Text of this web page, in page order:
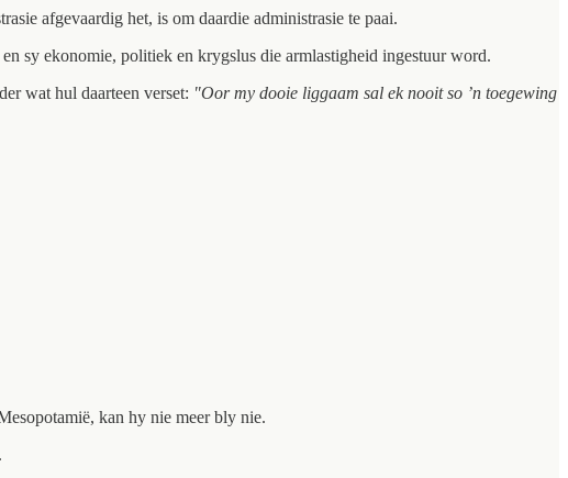
afgevaardig het, is om daardie administrasie te paai.
sy ekonomie, politiek en krygslus die armlastigheid ingestuur word.
wat hul daarteen verset: "Oor my dooie liggaam sal ek nooit so ’n toegewing
kan hy nie meer bly nie.